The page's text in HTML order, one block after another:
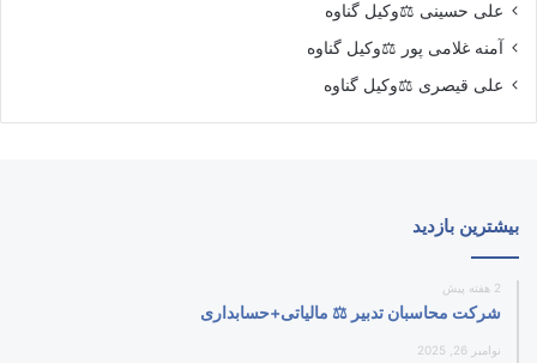
علی حسینی ⚖️وکیل گناوه
آمنه غلامی پور ⚖️وکیل گناوه
علی قیصری ⚖️وکیل گناوه
بیشترین بازدید
2 هفته پیش
شرکت محاسبان تدبیر ⚖️ مالیاتی+حسابداری
نوامبر 26, 2025